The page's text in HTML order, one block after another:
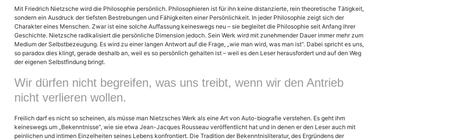
Mit Friedrich Nietzsche wird die Philosophie persönlich. Philosophieren ist für ihn keine distanzierte, rein theoretische Tätigkeit,
sondern ein Ausdruck der tiefsten Bestrebungen und Fähigkeiten einer Persönlichkeit. In jeder Philosophie zeigt sich der
Charakter eines Menschen. Zwar ist eine solche Auffassung keineswegs neu – sie begleitet die Philosophie seit Anfang ihrer
Geschichte. Nietzsche radikalisiert die persönliche Dimension jedoch. Sein Werk wird mit zunehmender Dauer immer mehr zum
Medium der Selbstbezeugung. Es wird zu einer langen Antwort auf die Frage, „wie man wird, was man ist“. Dabei spricht es uns,
so paradox dies klingt, gerade deshalb an, weil es so persönlich gehalten ist – weil es den Leser herausfordert und auf den Weg
der eigenen Selbstfindung bringt.
Wir dürfen nicht begreifen, was uns treibt, wenn wir den Antrieb
nicht verlieren wollen.
Freilich darf es nicht so scheinen, als müsse man Nietzsches Werk als eine Art von Auto-biografie verstehen. Es geht ihm
keineswegs um „Bekenntnisse“, wie sie etwa Jean-Jacques Rousseau veröffentlicht hat und in denen er den Leser auch mit
peinlichen und intimen Einzelheiten seines Lebens konfrontiert. Die Tradition der Bekenntnisliteratur, des Ergründens der